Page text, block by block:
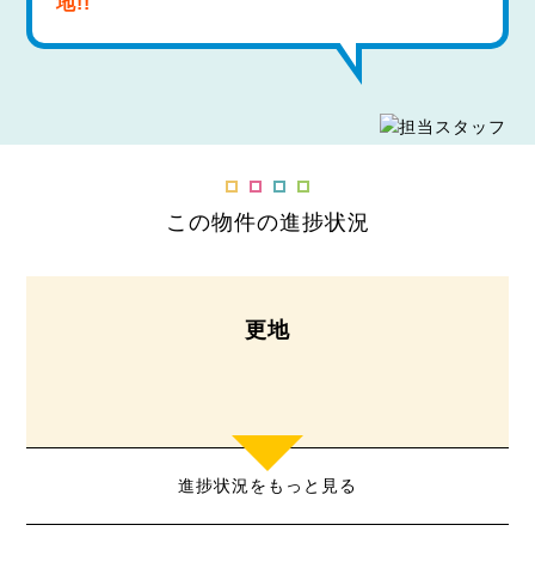
この物件の進捗状況
更地
進捗状況をもっと見る